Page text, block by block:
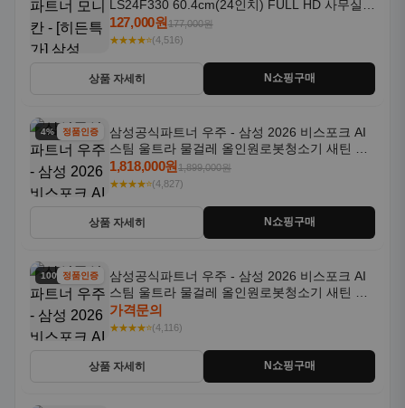
LS24F330 60.4cm(24인치) FULL HD 사무실/
컴퓨터 모니터
127,000원177,000원
★★★★⭐(4,516)
상품 자세히 N쇼핑구매
4% 할인정품인증
삼성공식파트너 우주 - 삼성 2026 비스포크 AI
스팀 울트라 물걸레 올인원로봇청소기 새틴 그
레이지 AAG
1,818,000원1,899,000원
★★★★⭐(4,827)
상품 자세히 N쇼핑구매
100% 할인
정품인증
삼성공식파트너 우주 - 삼성 2026 비스포크 AI
스팀 울트라 물걸레 올인원로봇청소기 새틴 차
콜 AAH
가격문의
★★★★⭐(4,116)
상품 자세히 N쇼핑구매